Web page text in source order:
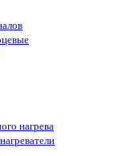
нагрева